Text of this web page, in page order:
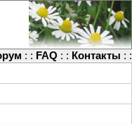
: : FAQ : : Контакты : :